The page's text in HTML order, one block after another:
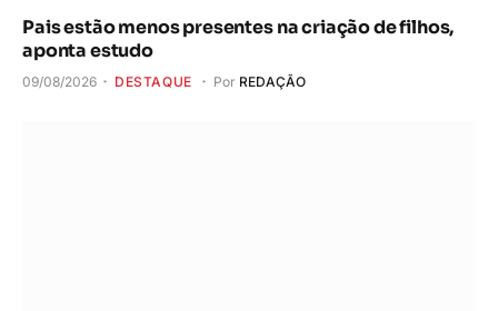
Pais estão menos presentes na criação de filhos,
aponta estudo
09/08/2026 DESTAQUE Por REDAÇÃO